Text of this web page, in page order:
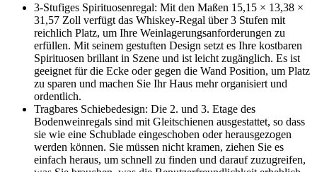
3-Stufiges Spirituosenregal: Mit den Maßen 15,15 × 13,38 ×
31,57 Zoll verfügt das Whiskey-Regal über 3 Stufen mit
reichlich Platz, um Ihre Weinlagerungsanforderungen zu
erfüllen. Mit seinem gestuften Design setzt es Ihre kostbaren
Spirituosen brillant in Szene und ist leicht zugänglich. Es ist
geeignet für die Ecke oder gegen die Wand Position, um Platz
zu sparen und machen Sie Ihr Haus mehr organisiert und
ordentlich.
Tragbares Schiebedesign: Die 2. und 3. Etage des
Bodenweinregals sind mit Gleitschienen ausgestattet, so dass
sie wie eine Schublade eingeschoben oder herausgezogen
werden können. Sie müssen nicht kramen, ziehen Sie es
einfach heraus, um schnell zu finden und darauf zuzugreifen,